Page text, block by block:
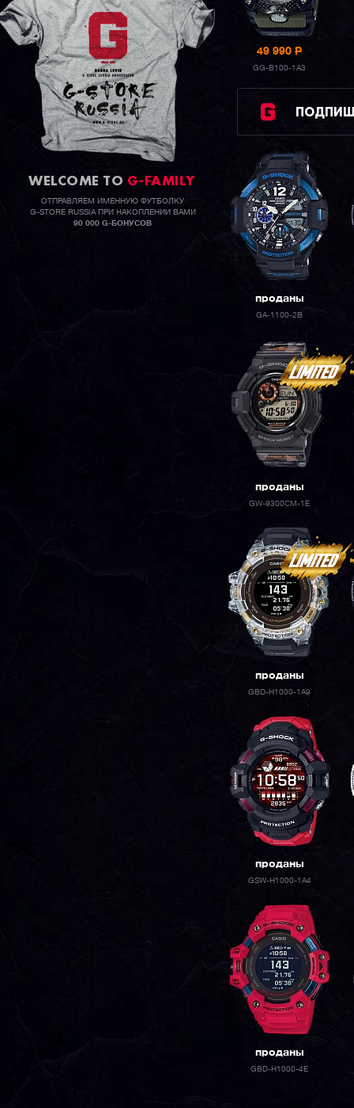
WELCOME TO G-FAMILY
ОТПРАВЛЯЕМ ИМЕННУЮ ФУТБОЛКУ
G-STORE RUSSIA ПРИ НАКОПЛЕНИИ ВАМИ
90 000 G-БОНУСОВ
49 990P
GG-B100-1A3
проданы
GA-1100-2B
проданы
GW-9300CM-1E
проданы
GBD-H1000-1A9
проданы
GSW-H1000-1A4
проданы
GBD-H1000-4E